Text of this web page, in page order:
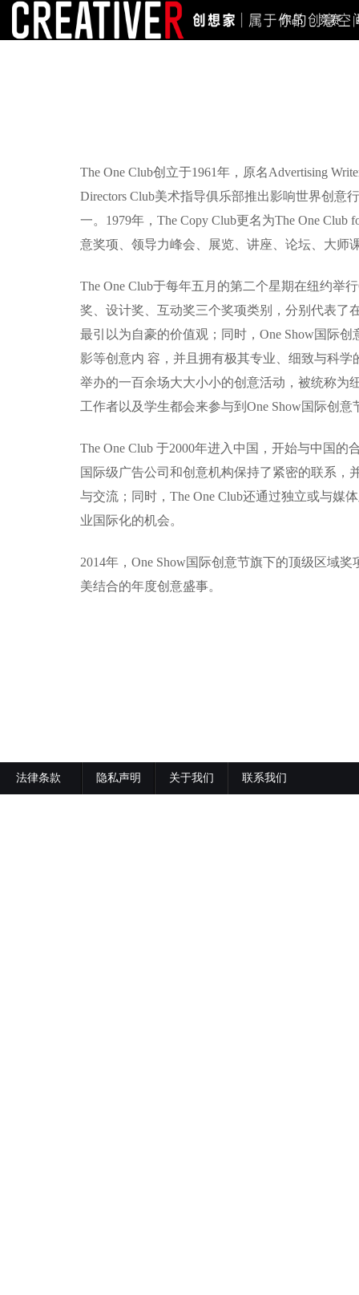
作品 竞赛
The One Club创立于1961年，原名Advertising
Directors Club美术指导俱乐部推出影响世界创意
一。1979年，The Copy Club更名为The One
意奖项、领导力峰会、展览、讲座、论坛、大师
The One Club于每年五月的第二个星期在纽约举
奖、设计奖、互动奖三个奖项类别，分别代表了
最引以为自豪的价值观；同时，One Show国际
影等创意内 容，并且拥有极其专业、细致与科
举办的一百余场大大小小的创意活动，被统称为
工作者以及学生都会来参与到One Show国际创
The One Club 于2000年进入中国，开始与中国
国际级广告公司和创意机构保持了紧密的联系，
与交流；同时，The One Club还通过独立或与
业国际化的机会。
2014年，One Show国际创意节旗下的顶级区域
美结合的年度创意盛事。
法律条款 隐私声明 关于我们 联系我们